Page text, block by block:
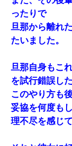
ったりで
旦那から離れ
たいました。
旦那自身もこ
を試行錯誤し
このやり方も
妥協を何度も
理不尽を感じ